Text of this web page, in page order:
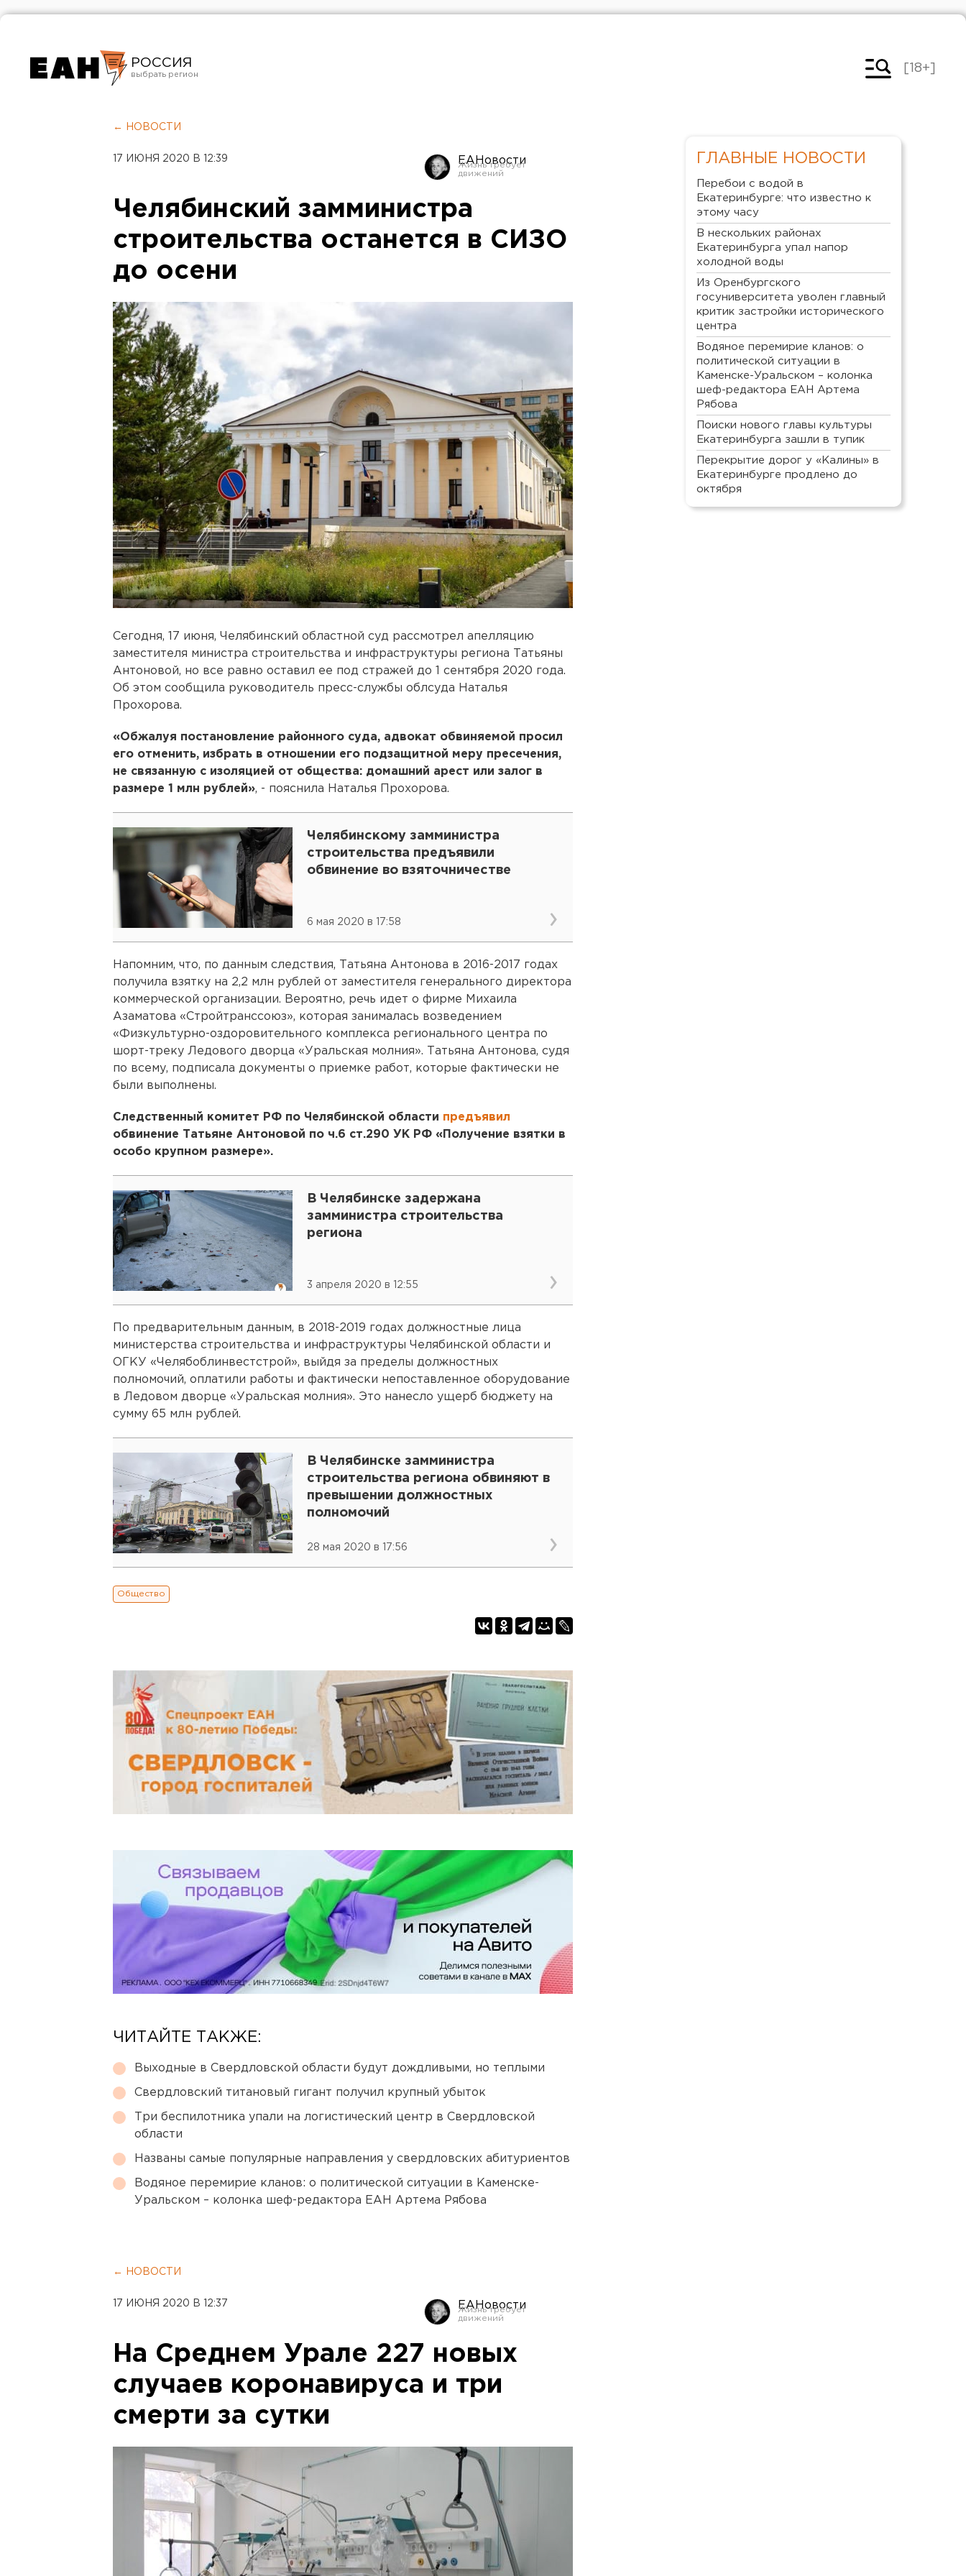
РОССИЯ
Челябинск
[18+]
← НОВОСТИ
17 ИЮНЯ 2020 В 12:39 ЕАНовости
Челябинский замминистра
строительства останется в СИЗО
до осени
Сегодня, 17 июня, Челябинский областной суд рассмотрел апелляцию
заместителя министра строительства и инфраструктуры региона Татьяны
Антоновой, но все равно оставил ее под стражей до 1 сентября 2020 года.
Об этом сообщила руководитель пресс-службы облсуда Наталья
Прохорова.
«Обжалуя постановление районного суда, адвокат обвиняемой просил
его отменить, избрать в отношении его подзащитной меру пресечения,
не связанную с изоляцией от общества: домашний арест или залог в
размере 1 млн рублей», - пояснила Наталья Прохорова.
Челябинскому замминистра
строительства предъявили
обвинение во взяточничестве
6 мая 2020 в 17:58
Напомним, что, по данным следствия, Татьяна Антонова в 2016-2017 годах
получила взятку на 2,2 млн рублей от заместителя генерального директора
коммерческой организации. Вероятно, речь идет о фирме Михаила
Азаматова «Стройтранссоюз», которая занималась возведением
«Физкультурно-оздоровительного комплекса регионального центра по
шорт-треку Ледового дворца «Уральская молния». Татьяна Антонова, судя
по всему, подписала документы о приемке работ, которые фактически не
были выполнены.
Следственный комитет РФ по Челябинской области предъявил
обвинение Татьяне Антоновой по ч.6 ст.290 УК РФ «Получение взятки в
особо крупном размере».
В Челябинске задержана
замминистра строительства
региона
3 апреля 2020 в 12:55
По предварительным данным, в 2018-2019 годах должностные лица
министерства строительства и инфраструктуры Челябинской области и
ОГКУ «Челябоблинвестстрой», выйдя за пределы должностных
полномочий, оплатили работы и фактически непоставленное оборудование
в Ледовом дворце «Уральская молния». Это нанесло ущерб бюджету на
сумму 65 млн рублей.
В Челябинске замминистра
строительства региона обвиняют в
превышении должностных
полномочий
28 мая 2020 в 17:56
Общество
ЧИТАЙТЕ ТАКЖЕ:
Выходные в Свердловской области будут дождливыми, но теплыми
Свердловский титановый гигант получил крупный убыток
Три беспилотника упали на логистический центр в Свердловской
области
Названы самые популярные направления у свердловских абитуриентов
Водяное перемирие кланов: о политической ситуации в Каменске-
Уральском – колонка шеф-редактора ЕАН Артема Рябова
← НОВОСТИ
17 ИЮНЯ 2020 В 12:37 ЕАНовости
На Среднем Урале 227 новых
случаев коронавируса и три
смерти за сутки
ГЛАВНЫЕ НОВОСТИ
Перебои с водой в
Екатеринбурге: что известно к
этому часу
В нескольких районах
Екатеринбурга упал напор
холодной воды
Из Оренбургского
госуниверситета уволен главный
критик застройки исторического
центра
Водяное перемирие кланов: о
политической ситуации в
Каменске-Уральском – колонка
шеф-редактора ЕАН Артема
Рябова
Поиски нового главы культуры
Екатеринбурга зашли в тупик
Перекрытие дорог у «Калины» в
Екатеринбурге продлено до
октября